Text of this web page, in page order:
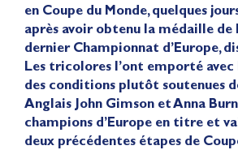
en Coupe du Monde, quelques
après avoir obtenu la médaille de
dernier Championnat d’Europe,
Les tricolores l’ont emporté avec
des conditions plutôt soutenues
Anglais John Gimson et Anna
champions d’Europe en titre et
deux précédentes étapes de